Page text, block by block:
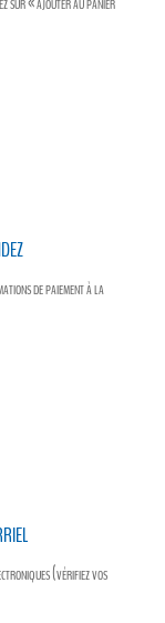
de paiement à la
(vérifiez vos